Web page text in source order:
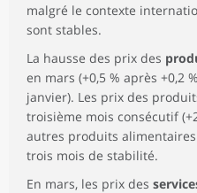
malgré le contexte
sont stables.
La hausse des prix des
en mars (+0,5 % après +0,2
janvier). Les prix des
troisième mois consécutif
autres produits
trois mois de stabilité.
En mars, les prix des